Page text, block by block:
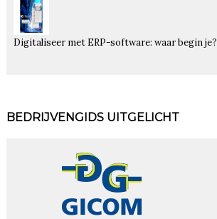
Digitaliseer met ERP-software: waar begin je?
BEDRIJVENGIDS UITGELICHT